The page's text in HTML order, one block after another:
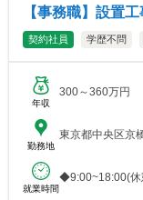
【事務職】設置
契約社員 学歴不問
年収
300～360万円
勤務地
東京都中央区京
就業時間
◆9:00~18:00(休